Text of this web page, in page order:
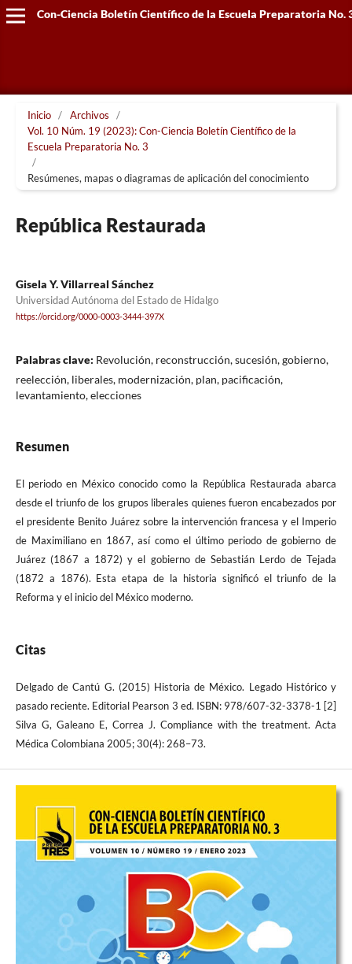
Con-Ciencia Boletín Científico de la Escuela Preparatoria No.
Inicio / Archivos
/
Vol. 10 Núm. 19 (2023): Con-Ciencia Boletín Científico de la
Escuela Preparatoria No. 3
/
Resúmenes, mapas o diagramas de aplicación del conocimiento
República Restaurada
Gisela Y. Villarreal Sánchez
Universidad Autónoma del Estado de Hidalgo
https://orcid.org/0000-0003-3444-397X
Palabras clave: Revolución, reconstrucción, sucesión, gobierno,
reelección, liberales, modernización, plan, pacificación,
levantamiento, elecciones
Resumen
El periodo en México conocido como la República Restaurada abarca
desde el triunfo de los grupos liberales quienes fueron encabezados por
el presidente Benito Juárez sobre la intervención francesa y el Imperio
de Maximiliano en 1867, así como el último periodo de gobierno de
Juárez (1867 a 1872) y el gobierno de Sebastián Lerdo de Tejada
(1872 a 1876). Esta etapa de la historia significó el triunfo de la
Reforma y el inicio del México moderno.
Citas
Delgado de Cantú G. (2015) Historia de México. Legado Histórico y
pasado reciente. Editorial Pearson 3 ed. ISBN: 978/607-32-3378-1 [2]
Silva G, Galeano E, Correa J. Compliance with the treatment. Acta
Médica Colombiana 2005; 30(4): 268–73.